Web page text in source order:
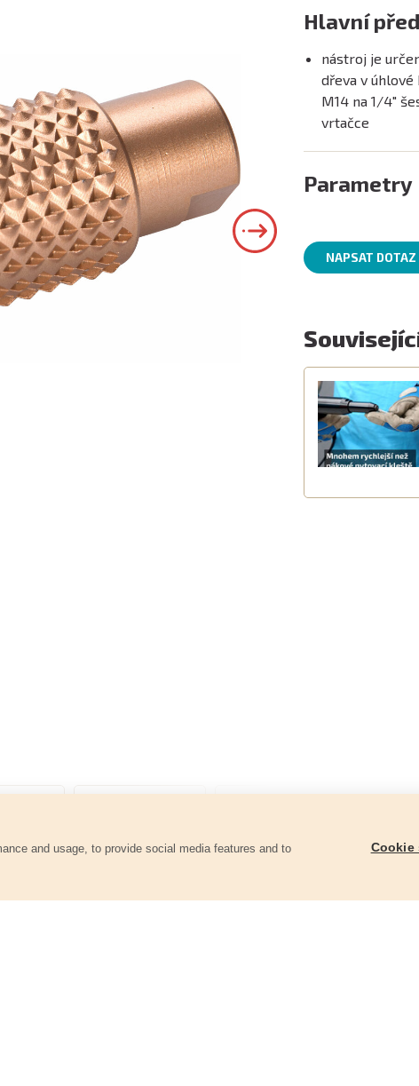
Hlavní
nástroj je
dřeva v
M14 na 1/4"
vrtačce
Parametry
NAPSAT DOTAZ
and usage, to provide social media features and to
Cookie